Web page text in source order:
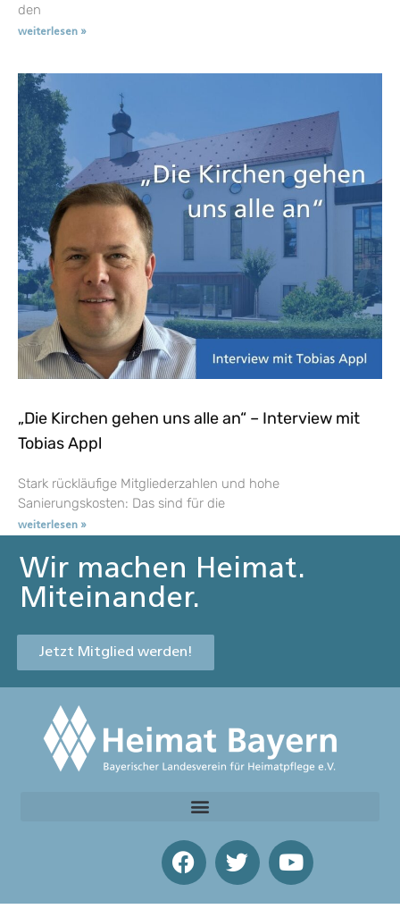
den
weiterlesen »
„Die Kirchen gehen uns alle an“ – Interview mit
Tobias Appl
Stark rückläufige Mitgliederzahlen und hohe
Sanierungskosten: Das sind für die
weiterlesen »
Wir machen Heimat.
Miteinander.
Jetzt Mitglied werden!